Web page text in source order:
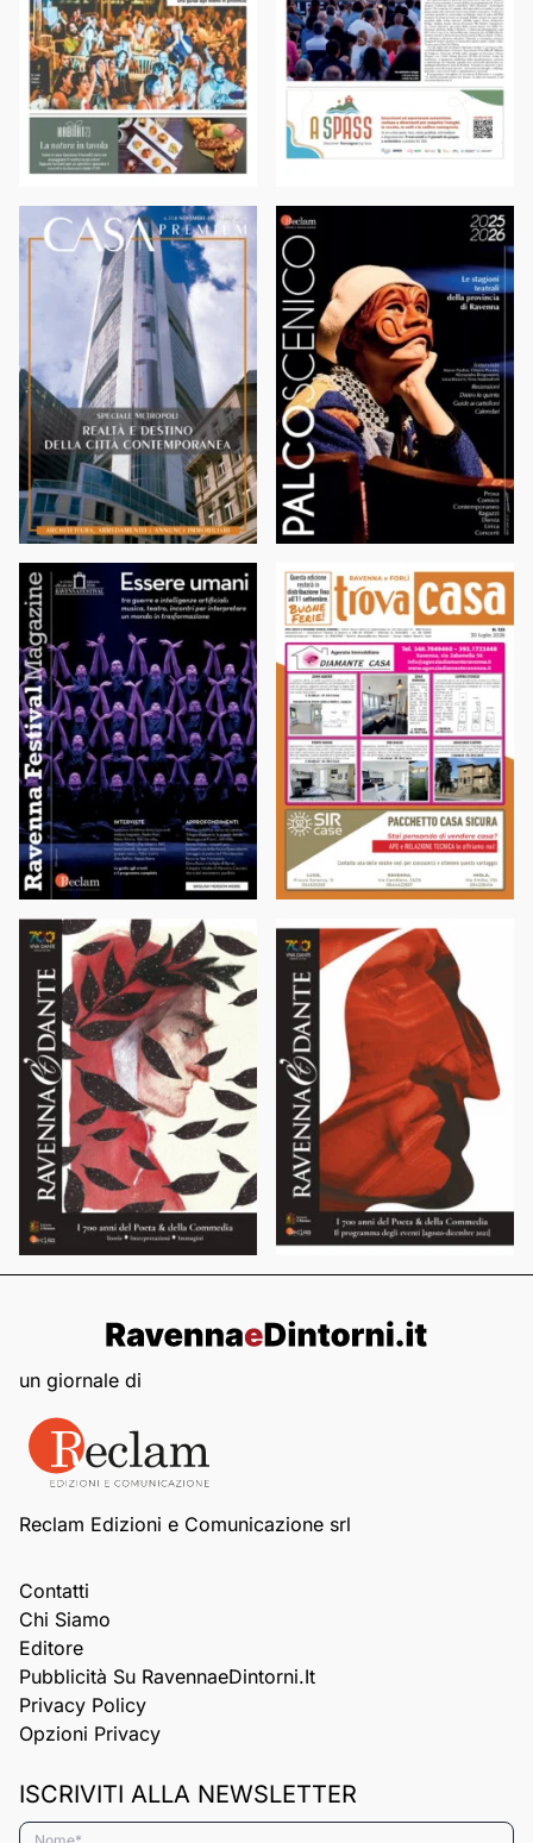
un giornale di
Reclam Edizioni e Comunicazione srl
Contatti
Chi Siamo
Editore
Pubblicità Su RavennaeDintorni.it
Privacy Policy
Opzioni Privacy
ISCRIVITI ALLA NEWSLETTER
Nome*